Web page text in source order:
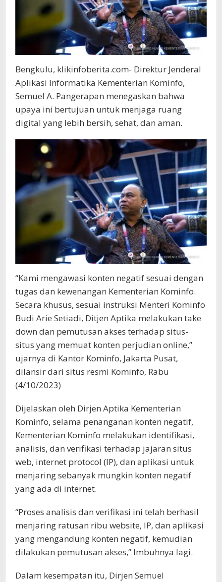
Bengkulu, klikinfoberita.com- Direktur Jenderal
Aplikasi Informatika Kementerian Kominfo,
Semuel A. Pangerapan menegaskan bahwa
upaya ini bertujuan untuk menjaga ruang
digital yang lebih bersih, sehat, dan aman.
“Kami mengawasi konten negatif sesuai dengan
tugas dan kewenangan Kementerian Kominfo.
Secara khusus, sesuai instruksi Menteri Kominfo
Budi Arie Setiadi, Ditjen Aptika melakukan take
down dan pemutusan akses terhadap situs-
situs yang memuat konten perjudian online,”
ujarnya di Kantor Kominfo, Jakarta Pusat,
dilansir dari situs resmi Kominfo, Rabu
(4/10/2023)
Dijelaskan oleh Dirjen Aptika Kementerian
Kominfo, selama penanganan konten negatif,
Kementerian Kominfo melakukan identifikasi,
analisis, dan verifikasi terhadap jajaran situs
web, internet protocol (IP), dan aplikasi untuk
menjaring sebanyak mungkin konten negatif
yang ada di internet.
“Proses analisis dan verifikasi ini telah berhasil
menjaring ratusan ribu website, IP, dan aplikasi
yang mengandung konten negatif, kemudian
dilakukan pemutusan akses,” Imbuhnya lagi.
Dalam kesempatan itu, Dirjen Semuel